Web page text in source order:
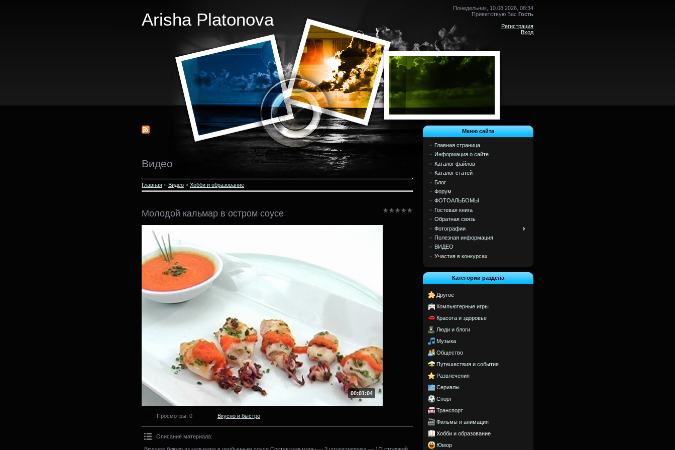
Arisha Platonova
Понедельник, 10.08.2026, 08:34
Приветствую Вас Гость
Регистрация
Вход
Видео
Главная » Видео » Хобби и образование
Молодой кальмар в остром соусе
00:01:04
Просмотры: 0 Вкусно и быстро
Описание материала:
Вкусное блюдо из кальмара в необычным соусе.Состав:кальмары — 3 штуки;паприка — 1/2 столовой
Меню сайта
Главная страница
Информация о сайте
Каталог файлов
Каталог статей
Блог
Форум
ФОТОАЛЬБОМЫ
Гостевая книга
Обратная связь
Фотографии
Полезная информация
ВИДЕО
Участия в конкурсах
Категории раздела
Другое
Компьютерные игры
Красота и здоровье
Люди и блоги
Музыка
Общество
Путешествия и события
Развлечения
Сериалы
Спорт
Транспорт
Фильмы и анимация
Хобби и образование
Юмор